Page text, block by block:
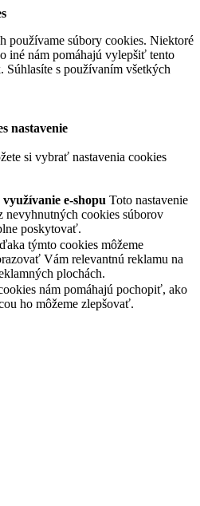
používame súbory cookies. Niektoré
iné nám pomáhajú vylepšiť tento
s používaním všetkých
nastavenie
si vybrať nastavenia cookies
e-shopu Toto nastavenie
cookies súborov
poskytovať.
týmto cookies môžeme
Vám relevantnú reklamu na
plochách.
nám pomáhajú pochopiť, ako
ho môžeme zlepšovať.